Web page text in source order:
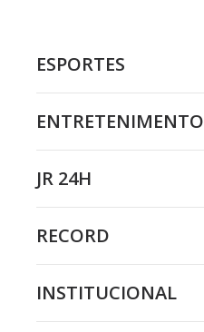
ESPORTES
ENTRETENIMENTO
JR 24H
RECORD
INSTITUCIONAL